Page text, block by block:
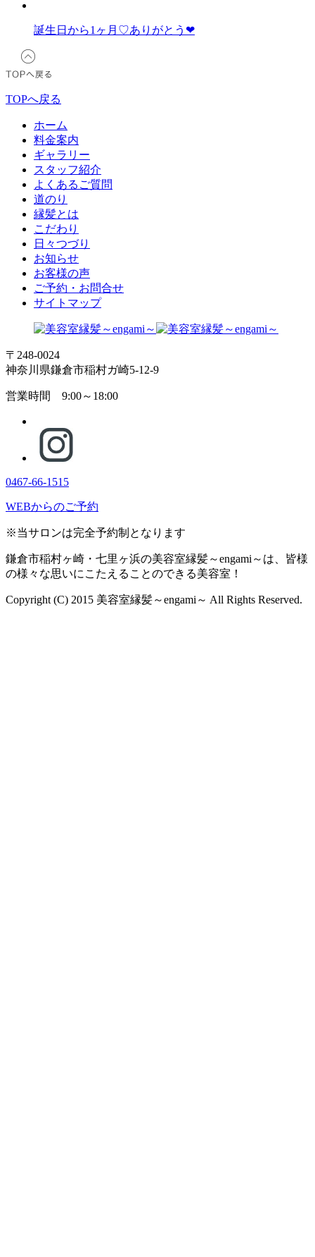
誕生日から1ヶ月♡ありがとう❤︎
TOPへ戻る
ホーム
料金案内
ギャラリー
スタッフ紹介
よくあるご質問
道のり
縁髪とは
こだわり
日々つづり
お知らせ
お客様の声
ご予約・お問合せ
サイトマップ
〒248-0024
神奈川県鎌倉市稲村ガ崎5-12-9
営業時間 9:00～18:00
0467-66-1515
WEBからのご予約
※当サロンは完全予約制となります
鎌倉市稲村ヶ崎・七里ヶ浜の美容室縁髪～engami～は、皆様
の様々な思いにこたえることのできる美容室！
Copyright (C) 2015 美容室縁髪～engami～ All Rights Reserved.